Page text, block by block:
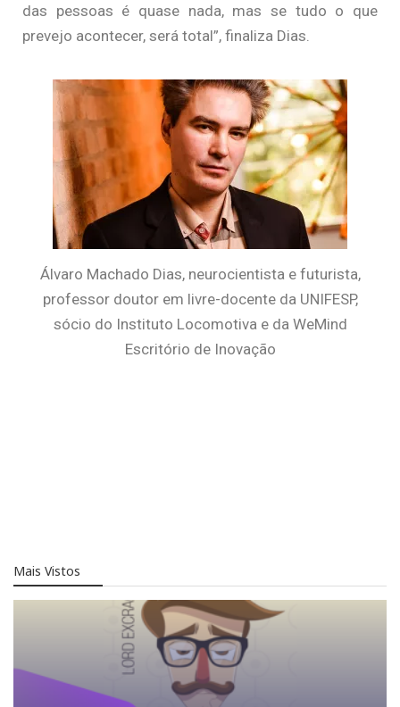
das pessoas é quase nada, mas se tudo o que
prevejo acontecer, será total”, finaliza Dias.
Álvaro Machado Dias, neurocientista e futurista,
professor doutor em livre-docente da UNIFESP,
sócio do Instituto Locomotiva e da WeMind
Escritório de Inovação
Mais Vistos